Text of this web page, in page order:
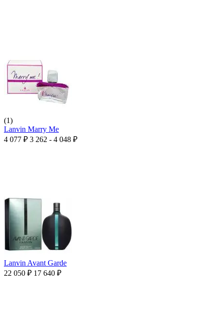
(1)
Lanvin Marry Me
4 077 ₽ 3 262 - 4 048 ₽
Lanvin Avant Garde
22 050 ₽ 17 640 ₽